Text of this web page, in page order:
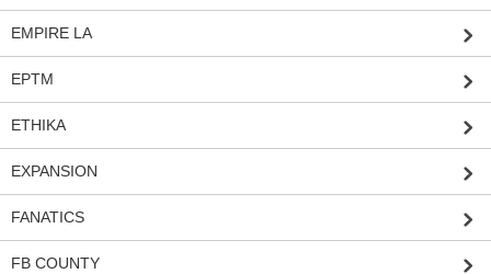
EMPIRE LA
EPTM
ETHIKA
EXPANSION
FANATICS
FB COUNTY